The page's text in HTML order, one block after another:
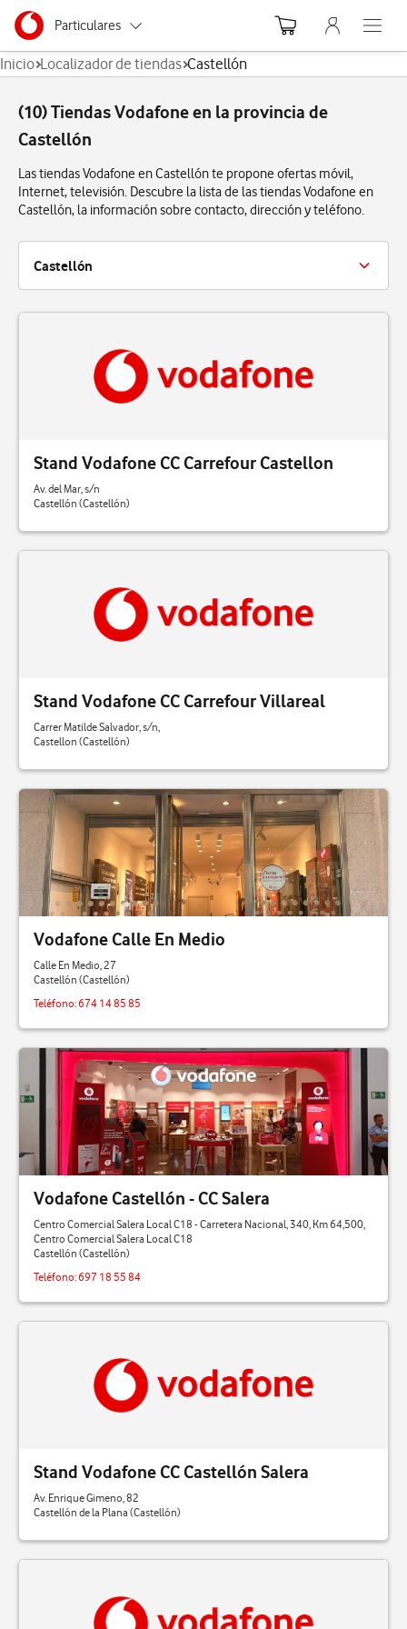
Ir a la pagina principal de vodafone.es
Menu navegación Segmento
Particulares
Autónomos
Pymes
y AA.PP.
Menu
Abre el
Inicio Localizador de tiendas Castellón
(10) Tiendas Vodafone en la provincia de
Castellón
Las tiendas Vodafone en Castellón te propone ofertas móvil,
Internet, televisión. Descubre la lista de las tiendas Vodafone en
Castellón, la información sobre contacto, dirección y teléfono.
Castellón
Castellon
Castellón de la Plana
Vinaros
Vinaroz
Stand Vodafone CC Carrefour Castellon
Av. del Mar, s/n
Castellón (Castellón)
Stand Vodafone CC Carrefour Villareal
Carrer Matilde Salvador, s/n,
Castellon (Castellón)
Vodafone Calle En Medio
Calle En Medio, 27
Castellón (Castellón)
Teléfono:674 14 85 85
Vodafone Castellón - CC Salera
Centro Comercial Salera Local C18 - Carretera Nacional, 340, Km 64,500,
Centro Comercial Salera Local C18
Castellón (Castellón)
Teléfono:697 18 55 84
Stand Vodafone CC Castellón Salera
Av. Enrique Gimeno, 82
Castellón de la Plana (Castellón)